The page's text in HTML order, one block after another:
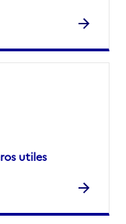
utiles